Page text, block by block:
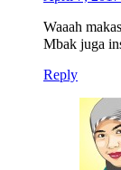
Waaah
Mbak juga
Reply